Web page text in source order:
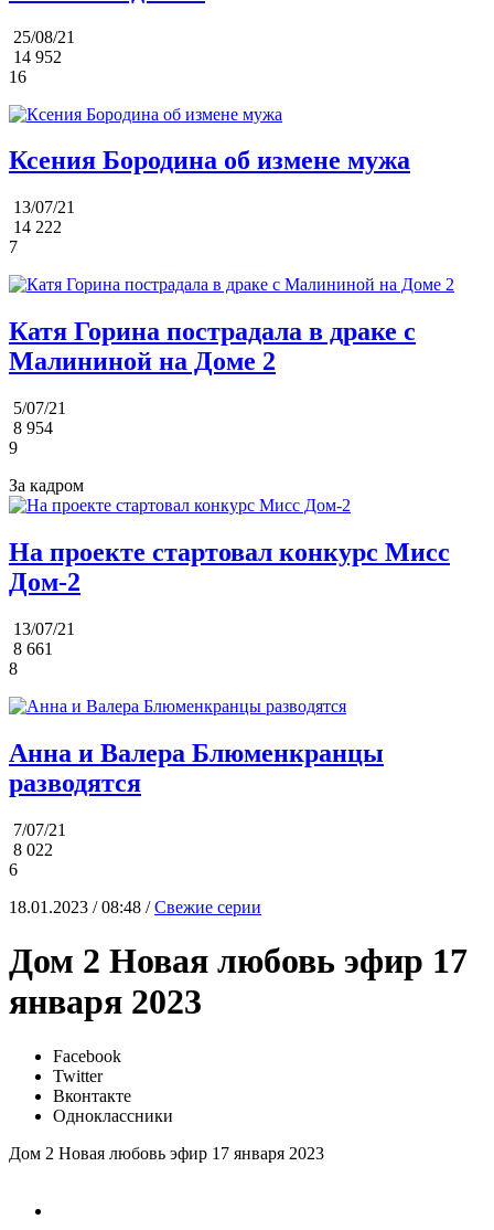
25/08/21
14 952
16
Ксения Бородина об измене мужа
13/07/21
14 222
7
Катя Горина пострадала в драке с
Малининой на Доме 2
5/07/21
8 954
9
За кадром
На проекте стартовал конкурс Мисс
Дом-2
13/07/21
8 661
8
Анна и Валера Блюменкранцы
разводятся
7/07/21
8 022
6
18.01.2023 / 08:48 /Свежие серии
Дом 2 Новая любовь эфир 17
января 2023
Facebook
Twitter
Вконтакте
Одноклассники
Дом 2 Новая любовь эфир 17 января 2023